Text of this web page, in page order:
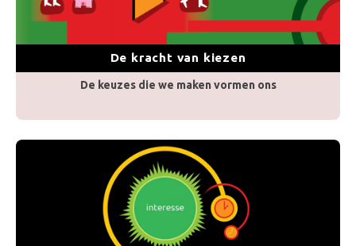
De kracht van kiezen
De keuzes die we maken vormen ons